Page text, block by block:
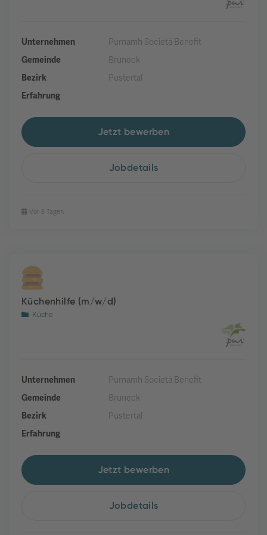
Unternehmen
Purnamh Società Benefit
Gemeinde
Bruneck
Bezirk
Pustertal
Erfahrung
Jetzt bewerben
Jobdetails
Vor 8 Tagen
Küchenhilfe (m/w/d)
Küche
Unternehmen
Purnamh Società Benefit
Gemeinde
Bruneck
Bezirk
Pustertal
Erfahrung
Jetzt bewerben
Jobdetails